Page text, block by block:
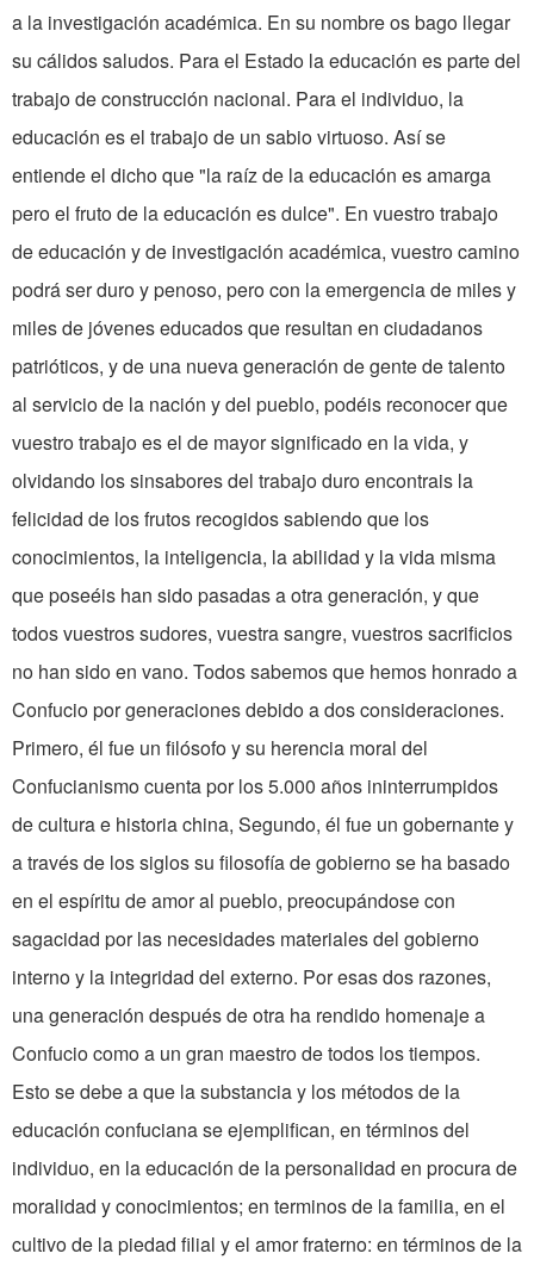
a la investigación académica. En su nombre os bago llegar
su cálidos saludos. Para el Estado la educación es parte del
trabajo de construcción nacional. Para el individuo, la
educación es el trabajo de un sabio virtuoso. Así se
entiende el dicho que "la raíz de la educación es amarga
pero el fruto de la educación es dulce". En vuestro trabajo
de educación y de investigación académica, vuestro camino
podrá ser duro y penoso, pero con la emergencia de miles y
miles de jóvenes educados que resultan en ciudadanos
patrióticos, y de una nueva generación de gente de talento
al servicio de la nación y del pueblo, podéis reconocer que
vuestro trabajo es el de mayor significado en la vida, y
olvidando los sinsabores del trabajo duro encontrais la
felicidad de los frutos recogidos sabiendo que los
conocimientos, la inteligencia, la abilidad y la vida misma
que poseéis han sido pasadas a otra generación, y que
todos vuestros sudores, vuestra sangre, vuestros sacrificios
no han sido en vano. Todos sabemos que hemos honrado a
Confucio por generaciones debido a dos consideraciones.
Primero, él fue un filósofo y su herencia moral del
Confucianismo cuenta por los 5.000 años ininterrumpidos
de cultura e historia china, Segundo, él fue un gobernante y
a través de los siglos su filosofía de gobierno se ha basado
en el espíritu de amor al pueblo, preocupándose con
sagacidad por las necesidades materiales del gobierno
interno y la integridad del externo. Por esas dos razones,
una generación después de otra ha rendido homenaje a
Confucio como a un gran maestro de todos los tiempos.
Esto se debe a que la substancia y los métodos de la
educación confuciana se ejemplifican, en términos del
individuo, en la educación de la personalidad en procura de
moralidad y conocimientos; en terminos de la familia, en el
cultivo de la piedad filial y el amor fraterno: en términos de la